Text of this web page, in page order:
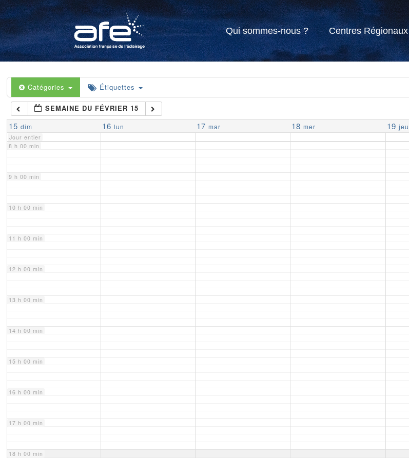
Qui sommes-nous ? Centres Régionaux
Catégories Étiquettes
SEMAINE DU FÉVRIER 15
15 dim 16 lun 17 mar 18 mer 19 jeu
Jour entier
4 h 00 min
5 h 00 min
6 h 00 min
7 h 00 min
8 h 00 min
9 h 00 min
10 h 00 min
11 h 00 min
12 h 00 min
13 h 00 min
14 h 00 min
15 h 00 min
16 h 00 min
17 h 00 min
18 h 00 min